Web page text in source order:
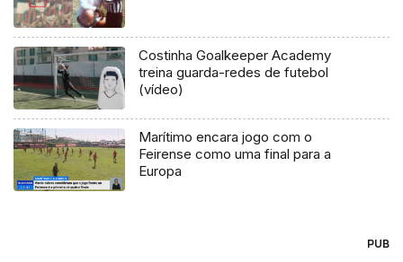
Costinha Goalkeeper Academy
treina guarda-redes de futebol
(vídeo)
Marítimo encara jogo com o
Feirense como uma final para a
Europa
PUB